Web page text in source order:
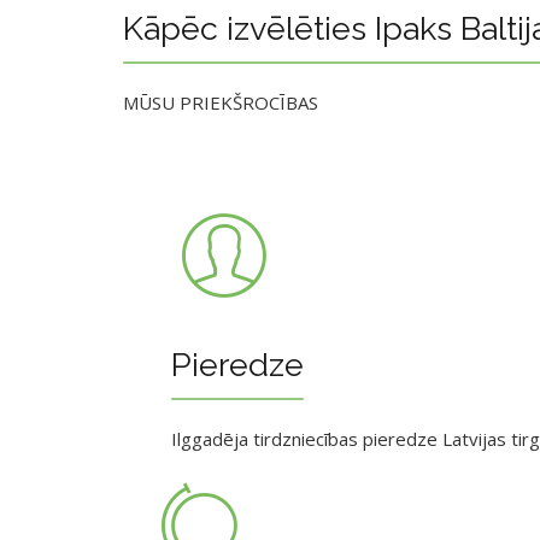
Kāpēc izvēlēties Ipaks
MŪSU PRIEKŠROCĪBAS
Pieredze
Ilggadēja tirdzniecības pieredze Latvijas